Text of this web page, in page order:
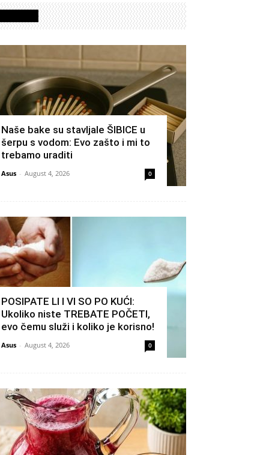
Naše bake su stavljale ŠIBICE u
šerpu s vodom: Evo zašto i mi to
trebamo uraditi
Asus - August 4, 2026 0
POSIPATE LI I VI SO PO KUĆI:
Ukoliko niste TREBATE POČETI,
evo čemu služi i koliko je korisno!
Asus - August 4, 2026 0